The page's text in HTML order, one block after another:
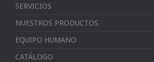
SERVICIOS
NUESTROS PRODUCTOS
EQUIPO HUMANO
CATÁLOGO